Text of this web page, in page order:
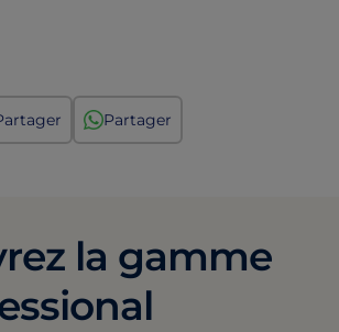
Partager
la gamme